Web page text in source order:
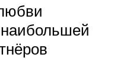
наибольшей